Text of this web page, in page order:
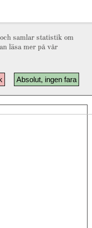
samlar statistik om
läsa mer på vår
Absolut, ingen fara